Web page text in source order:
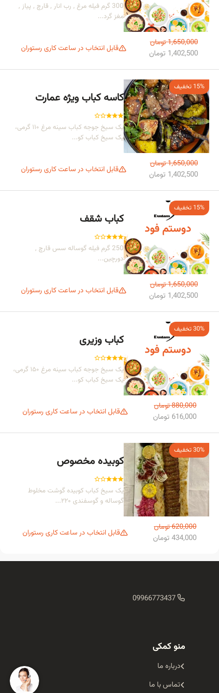
300 گرم فیله مرغ , رب انار , قارچ , پیاز ,
مغز گرد...
1,650,000 تومان
1,402,500 تومان
قابل انتخاب در ساعت کاری رستوران
15% تخفیف
کاسه کباب ویژه عمارت
یک سیخ جوجه کباب سینه مرغ ۱۱۰ گرمی،
یک سیخ کباب کو...
1,650,000 تومان
1,402,500 تومان
قابل انتخاب در ساعت کاری رستوران
15% تخفیف
کباب شقف
250 گرم فیله گوساله سس قارچ ,
دورچین...
1,650,000 تومان
1,402,500 تومان
قابل انتخاب در ساعت کاری رستوران
30% تخفیف
کباب وزیری
یک سیخ جوجه کباب سینه مرغ ۱۵۰ گرمی،
یک سیخ کباب کو...
880,000 تومان
616,000 تومان
قابل انتخاب در ساعت کاری رستوران
30% تخفیف
کوبیده مخصوص
یک سیخ کباب کوبیده گوشت مخلوط
گوساله و گوسفندی ۲۲۰...
620,000 تومان
434,000 تومان
قابل انتخاب در ساعت کاری رستوران
منو کمکی
درباره ما
تماس با ما